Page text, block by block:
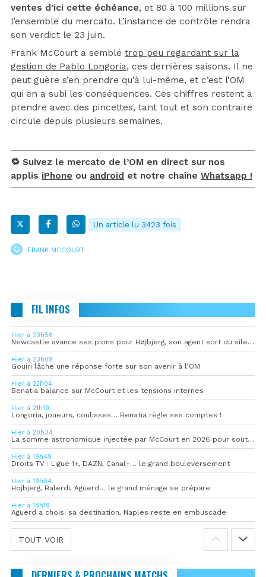
ventes d’ici cette échéance, et 80 à 100 millions sur
l’ensemble du mercato. L’instance de contrôle rendra
son verdict le 23 juin.
Frank McCourt a semblé trop peu regardant sur la
gestion de Pablo Longoria, ces dernières saisons. Il ne
peut guère s’en prendre qu’à lui-même, et c’est l’OM
qui en a subi les conséquences. Ces chiffres restent à
prendre avec des pincettes, tant tout et son contraire
circule depuis plusieurs semaines.
🔁 Suivez le mercato de l’OM en direct sur nos
applis iPhone ou android et notre chaîne Whatsapp !
Un article lu 3423 fois
FRANK MCCOURT
FIL INFOS
Hier à 23h56
Newcastle avance ses pions pour Højbjerg, son agent sort du silence
Hier à 23h09
Gouiri lâche une réponse forte sur son avenir à l’OM
Hier à 22h04
Benatia balance sur McCourt et les tensions internes
Hier à 21h19
Longoria, joueurs, coulisses… Benatia règle ses comptes !
Hier à 20h34
La somme astronomique injectée par McCourt en 2026 pour soutenir l’OM
Hier à 19h49
Droits TV : Ligue 1+, DAZN, Canal+… le grand bouleversement
Hier à 19h04
Hojbjerg, Balerdi, Aguerd… le grand ménage se prépare
Hier à 18h19
Aguerd a choisi sa destination, Naples reste en embuscade
TOUT VOIR